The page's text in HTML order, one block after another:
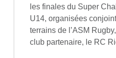
les finales du Super
U14, organisées
terrains de l’ASM
club partenaire, le RC